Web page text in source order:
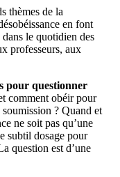
thèmes de la
en font
le quotidien des
professeurs, aux
pour questionner
comment obéir pour
soumission ? Quand et
ne soit pas qu’une
subtil dosage pour
question est d’une